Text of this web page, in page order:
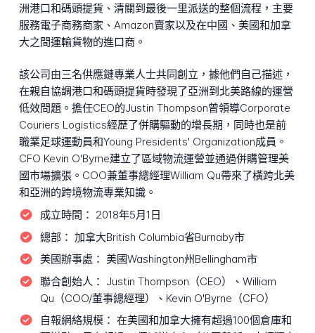
洲港口和碼頭提貨、清關到最後一里派送的整個流程，主要
服務電子商務商家、Amazon賣家以及在中國、美國和加拿
大之間運輸貨物的進口商。
該公司由三名供應鏈專業人士共同創立，據他們自己描述，
在親自協調港口和碼頭提貨時發現了亞洲到北美路線的運營
低效問題。擔任CEO的Justin Thompson曾領導Corporate
Couriers Logistics經歷了併購驅動的增長期，同時也是前
職業足球運動員和Young Presidents' Organization成員。
CFO Kevin O'Byrne建立了區域物流運營並通過併購管理美
國市場擴張。COO兼董事總經理William Qu帶來了橫跨北美
和亞洲的跨境物流專業知識。
成立時間： 2018年5月1日
總部： 加拿大British Columbia省Burnaby市
美國辦事處： 美國Washington州Bellingham市
聯合創始人： Justin Thompson（CEO）、William
Qu（COO/董事總經理）、Kevin O'Byrne（CFO）
自報網絡規模： 在美國和加拿大擁有超過100個倉庫和